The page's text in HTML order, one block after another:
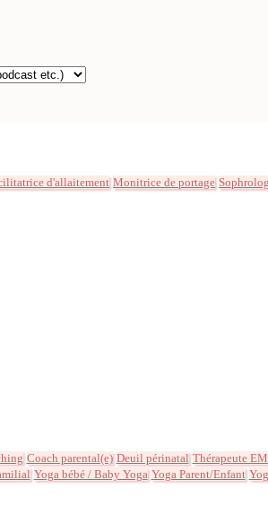
d'allaitement Monitrice de portage
Coach parental(e) Deuil périnatal Thérapeute
Yoga bébé / Baby Yoga Yoga Parent/Enfant